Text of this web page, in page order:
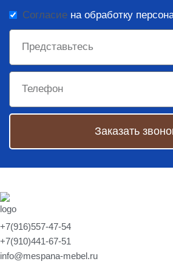
Согласие на обработку
Заказать
+7(916)557-47-54
+7(910)441-67-51
info@mespana-mebel.ru